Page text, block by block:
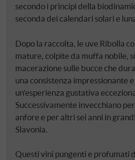
secondo i principi della
seconda dei calendari solari e
Dopo la raccolta, le uve Ribolla
mature, colpite da muffa nobile,
macerazione sulle bucce che
una consistenza impressionante
un'esperienza gustativa
Successivamente invecchiano
anfore e per altri sei anni in
Slavonia.
Questi vini pungenti e profumati